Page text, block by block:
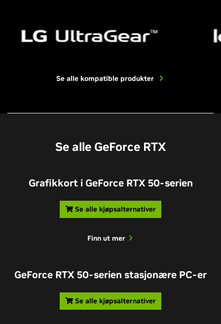
Se alle kompatible produkter
Se alle GeForce RTX
Grafikkort i GeForce RTX 50-serien
Se alle kjøpsalternativer
Finn ut mer
GeForce RTX 50-serien stasjonære PC-er
Se alle kjøpsalternativer